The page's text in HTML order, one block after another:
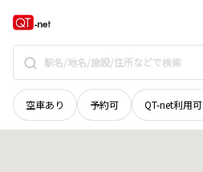
空車あり 予約可 QT-net利用可
秋田県